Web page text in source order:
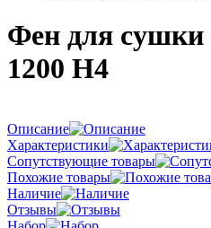
Фен для сушки
1200 H4
Описание
Характеристики
Сопутствующие товары
Похожие товары
Наличие
Отзывы